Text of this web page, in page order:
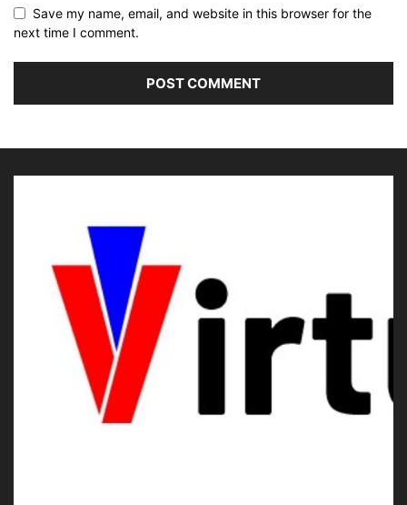
Save my name, email, and website in this browser for the
next time I comment.